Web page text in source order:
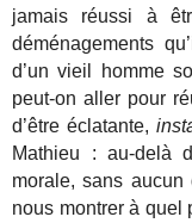
jamais réussi à
déménagements
d’un vieil homme
peut-on aller pour
d’être éclatante,
Mathieu : au-delà
morale, sans aucun
nous montrer à quel